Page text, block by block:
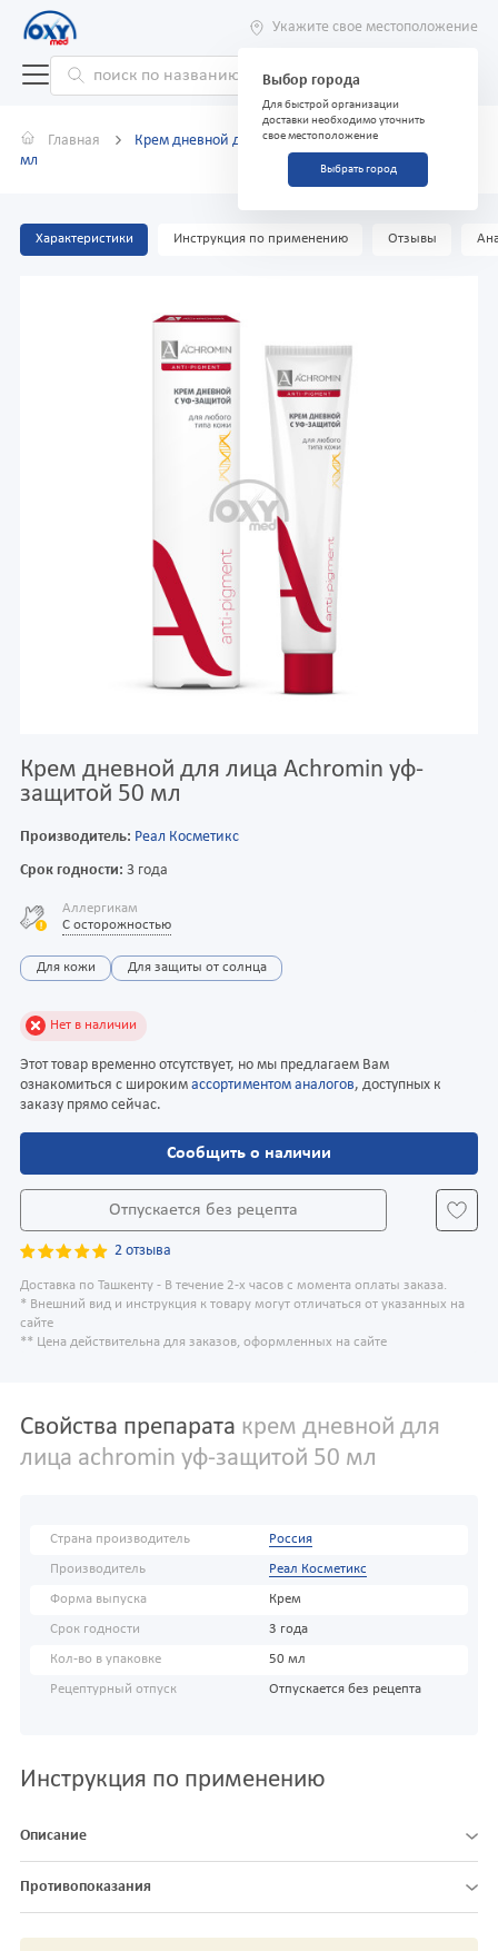
Укажите свое местоположение
Выбор города
Для быстрой организации
доставки необходимо уточнить
свое местоположение
Выбрать город
Главная
Крем дневной для лица Achromin уф-защитой 50
мл
Характеристики Инструкция по применению Отзывы
Крем дневной для лица Achromin уф-
защитой 50 мл
Производитель: Реал Косметикс
Срок годности: 3 года
Аллергикам
С осторожностью
Для кожи Для защиты от солнца
Нет в наличии
Этот товар временно отсутствует, но мы предлагаем Вам
ознакомиться с широким ассортиментом аналогов, доступных к
заказу прямо сейчас.
Сообщить о наличии
Отпускается без рецепта
2 отзыва
Доставка по Ташкенту - В течение 2-х часов с момента оплаты заказа.
* Внешний вид и инструкция к товару могут отличаться от указанных на
сайте
** Цена действительна для заказов, оформленных на сайте
Свойства препарата крем дневной для
лица achromin уф-защитой 50 мл
Страна производитель Россия
Производитель Реал Косметикс
Форма выпуска Крем
Срок годности 3 года
Кол-во в упаковке 50 мл
Рецептурный отпуск Отпускается без рецепта
Инструкция по применению
Описание
Противопоказания